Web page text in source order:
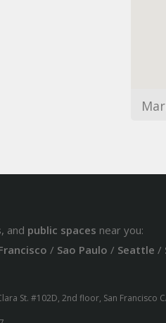
, and public spaces near you:
/ Sao Paulo / Seattle /
St. #102D, 2nd floor, San Francisco